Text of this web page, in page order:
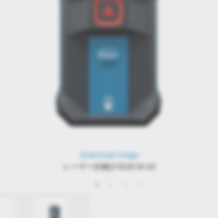
Download image
レーザー距離計GLM 30-23